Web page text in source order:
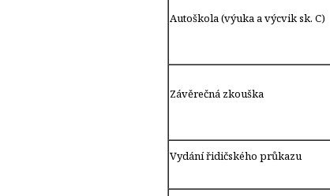
Autoškola (výuka a výcvik sk. C)
Závěrečná zkouška
Vydání řidičského průkazu